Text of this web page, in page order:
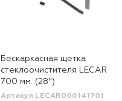
Бескаркасная щетка
стеклоочистителя LECAR
700 мм. (28")
Артикул LECAR000141701